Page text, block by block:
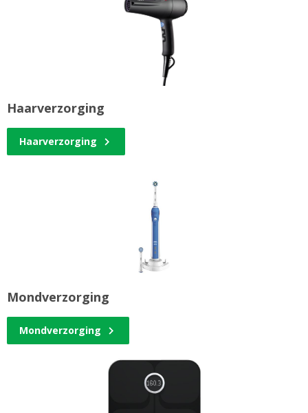
Haarverzorging
Haarverzorging
Mondverzorging
Mondverzorging